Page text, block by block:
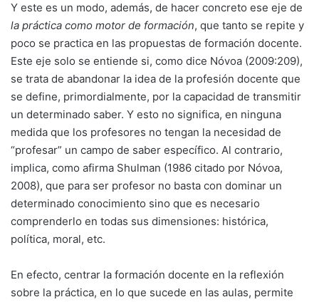
Y este es un modo, además, de hacer concreto ese eje de
la práctica como motor de formación, que tanto se repite y
poco se practica en las propuestas de formación docente.
Este eje solo se entiende si, como dice Nóvoa (2009:209),
se trata de abandonar la idea de la profesión docente que
se define, primordialmente, por la capacidad de transmitir
un determinado saber. Y esto no significa, en ninguna
medida que los profesores no tengan la necesidad de
“profesar” un campo de saber específico. Al contrario,
implica, como afirma Shulman (1986 citado por Nóvoa,
2008), que para ser profesor no basta con dominar un
determinado conocimiento sino que es necesario
comprenderlo en todas sus dimensiones: histórica,
política, moral, etc.
En efecto, centrar la formación docente en la reflexión
sobre la práctica, en lo que sucede en las aulas, permite